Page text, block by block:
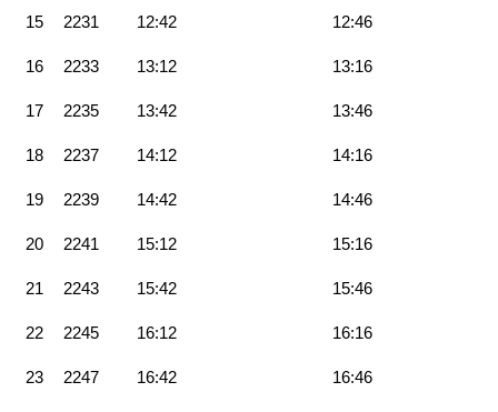
15 2231 12:42 12:46
16 2233 13:12 13:16
17 2235 13:42 13:46
18 2237 14:12 14:16
19 2239 14:42 14:46
20 2241 15:12 15:16
21 2243 15:42 15:46
22 2245 16:12 16:16
23 2247 16:42 16:46